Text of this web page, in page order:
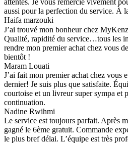
attentes. Je vous remercie vivement
aussi pour la perfection du service. À
Haifa marzouki
J’ai trouvé mon bonheur chez
Qualité, rapidité du service…tous les
rendre mon premier achat chez vous
bientôt !
Maram Louati
J’ai fait mon premier achat chez vous
dernier! Je suis plus que satisfaite.
courtoise et un livreur super sympa et
continuation.
Nadine Rwihmi
Le service est toujours parfait. Après
gagné le 6ème gratuit. Commande
le plus bref délai. L’équipe est très